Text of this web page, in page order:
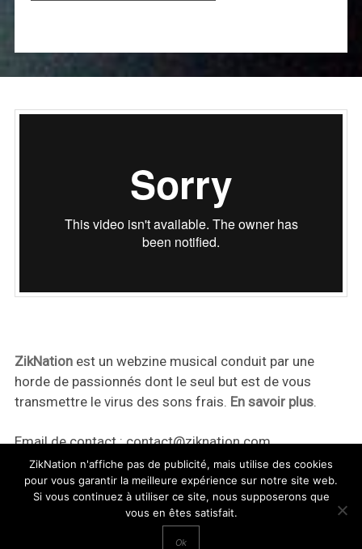
ZikNationest un webzine musical conduit par une
horde de passionnés dont le seul but est de vous
transmettre le virus des sons frais. En savoir plus.
Email de contact :contact@ziknation.com
ZikNation n'affiche pas de publicité, mais utilise des cookies
pour vous garantir la meilleure expérience sur notre site web.
Si vous continuez à utiliser ce site, nous supposerons que
vous en êtes satisfait.
Ok